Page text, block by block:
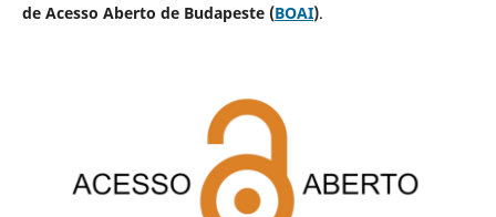
de Acesso Aberto de Budapeste (BOAI).